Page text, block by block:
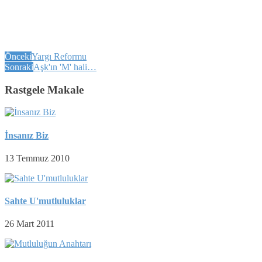
ÖncekiYargı Reformu
SonrakiAşk'ın 'M' hali…
Rastgele Makale
İnsanız Biz
13 Temmuz 2010
Sahte U'mutluluklar
26 Mart 2011